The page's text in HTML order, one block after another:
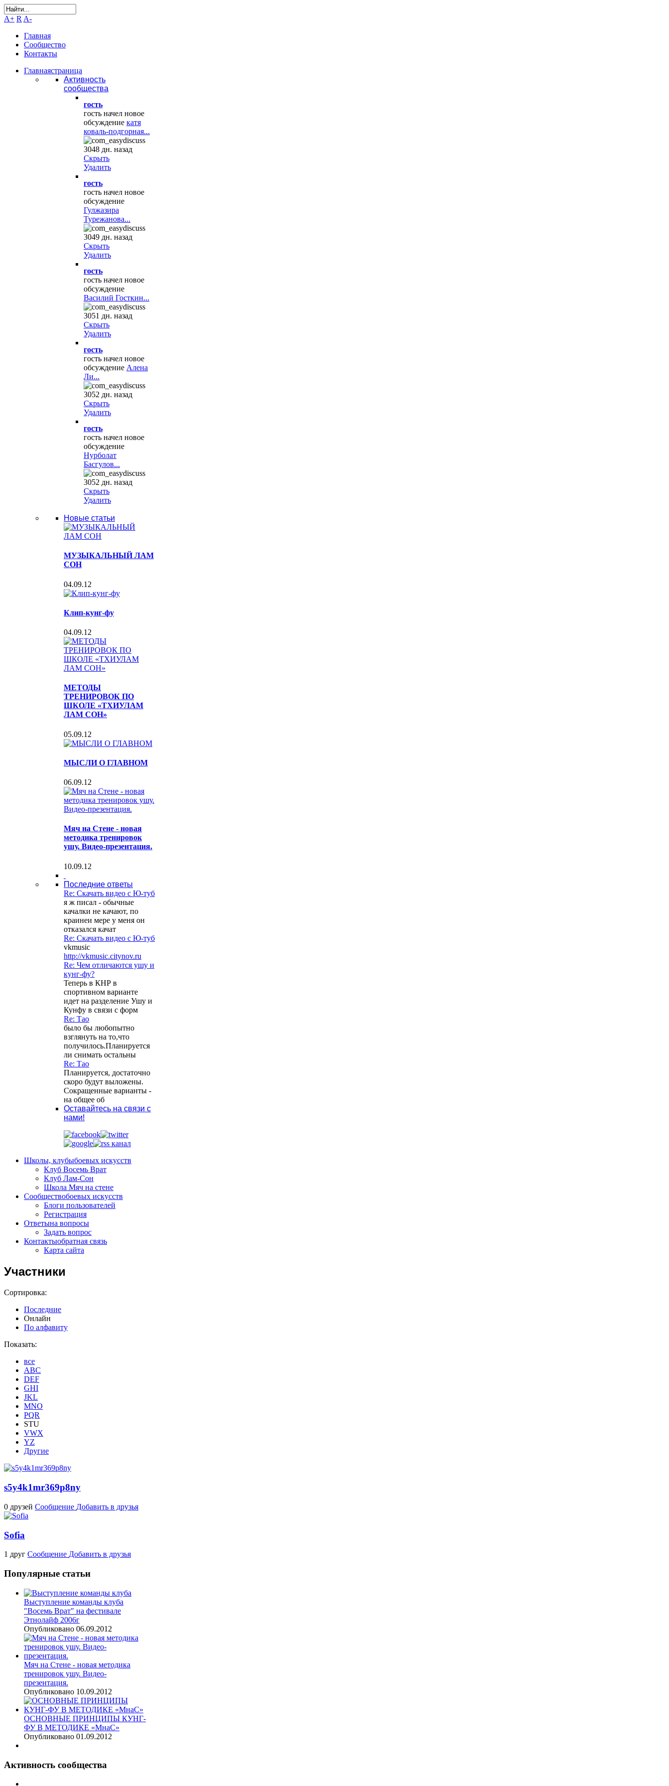
A+ R A-
Главная
Сообщество
Контакты
Главнаястраница
Активность
сообщества
гость
гость начел новое
обсуждение катя
коваль-подгорная...
3048 дн. назад
Скрыть
Удалить
гость
гость начел новое
обсуждение
Гулжазира
Турежанова...
3049 дн. назад
Скрыть
Удалить
гость
гость начел новое
обсуждение
Василий Госткин...
3051 дн. назад
Скрыть
Удалить
гость
гость начел новое
обсуждение Алена
Ли...
3052 дн. назад
Скрыть
Удалить
гость
гость начел новое
обсуждение
Нурболат
Басгулов...
3052 дн. назад
Скрыть
Удалить
Новые статьи
МУЗЫКАЛЬНЫЙ ЛАМ
СОН
04.09.12
Клип-кунг-фу
04.09.12
МЕТОДЫ
ТРЕНИРОВОК ПО
ШКОЛЕ «ТХИУЛАМ
ЛАМ СОН»
05.09.12
МЫСЛИ О ГЛАВНОМ
06.09.12
Мяч на Стене - новая
методика тренировок
ушу. Видео-презентация.
10.09.12
Последние ответы
Re: Скачать видео с Ю-туб
я ж писал - обычные
качалки не качают, по
краинеи мере у меня он
отказался качат
Re: Скачать видео с Ю-туб
vkmusic
http://vkmusic.citynov.ru
Re: Чем отличаются ушу и
кунг-фу?
Теперь в КНР в
спортивном варианте
идет на разделение Ушу и
Кунфу в связи с форм
Re: Тао
было бы любопытно
взглянуть на то,что
получилось.Планируется
ли снимать остальны
Re: Тао
Планируется, достаточно
скоро будут выложены.
Сокращенные варианты -
на общее об
Оставайтесь на связи с
нами!
Школы, клубыбоевых искусств
Клуб Восемь Врат
Клуб Лам-Сон
Школа Мяч на стене
Сообществобоевых искусств
Блоги пользователей
Регистрация
Ответына вопросы
Задать вопрос
Контактыобратная связь
Карта сайта
Участники
Сортировка:
Последние
Онлайн
По алфавиту
Показать:
все
ABC
DEF
GHI
JKL
MNO
PQR
STU
VWX
YZ
Другие
s5y4k1mr369p8ny
0 друзей Сообщение Добавить в друзья
Sofia
1 друг Сообщение Добавить в друзья
Популярные статьи
Выступление команды клуба
"Восемь Врат" на фестивале
Этнолайф 2006г
Опубликовано 06.09.2012
Мяч на Стене - новая методика
тренировок ушу. Видео-
презентация.
Опубликовано 10.09.2012
ОСНОВНЫЕ ПРИНЦИПЫ КУНГ-
ФУ В МЕТОДИКЕ «МнаС»
Опубликовано 01.09.2012
Активность сообщества